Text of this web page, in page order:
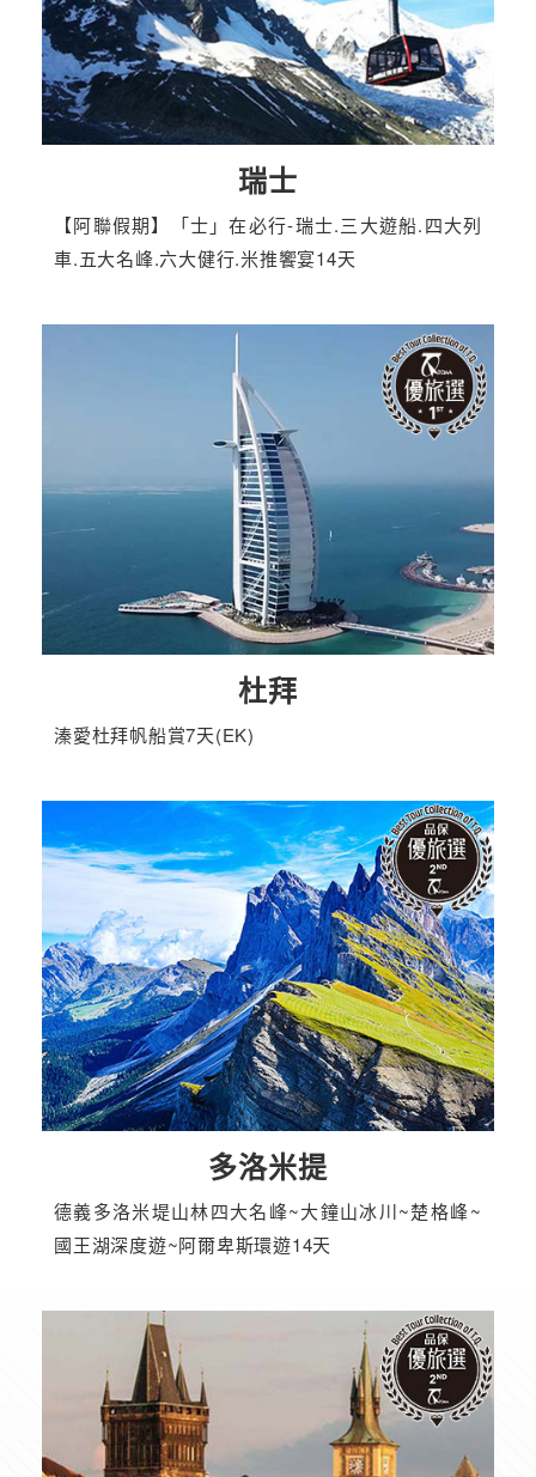
瑞士
【阿聯假期】「士」在必行-瑞士.三大遊船.四大列
車.五大名峰.六大健行.米推饗宴14天
杜拜
溱愛杜拜帆船賞7天(EK)
多洛米提
德義多洛米堤山林四大名峰~大鐘山冰川~楚格峰~
國王湖深度遊~阿爾卑斯環遊14天